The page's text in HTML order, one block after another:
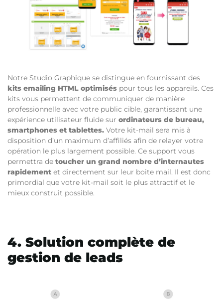
Notre Studio Graphique se distingue en fournissant des
kits emailing HTML optimisés pour tous les appareils. Ces
kits vous permettent de communiquer de manière
professionnelle avec votre public cible, garantissant une
expérience utilisateur fluide sur ordinateurs de bureau,
smartphones et tablettes. Votre kit-mail sera mis à
disposition d’un maximum d’affiliés afin de relayer votre
opération le plus largement possible. Ce support vous
permettra de toucher un grand nombre d’internautes
rapidement et directement sur leur boite mail. Il est donc
primordial que votre kit-mail soit le plus attractif et le
mieux construit possible.
4. Solution complète de
gestion de leads